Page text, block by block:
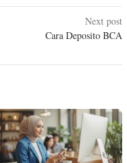
Next post
Cara Deposito BCA